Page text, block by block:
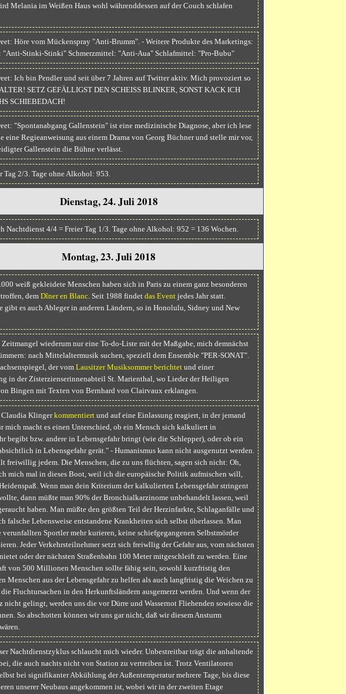
Melania im Weißen Haus wohl währenddessen auf der Couch schlafen
Höre vom Mückenspray "Anti-Brumm". - Weitere Produkte des Marketings:
"Anti-Stinki-Stinki" Schmerzmittel: "Anti-Aua" Schlafmittel: "Pro-Bubu"
Ich bin Pendler und seit über 7 Jahren auf Twitter aktiv. Mich provoziert so
SETZ GEFÄLLIGST DEN SCHEISS BLINKER, SONST KACK ICH
SCHIEBEDACH!
"Spontanabgang Gallenstein" ist eine medizinische Diagnose, aber ich lese
eine Regieanweisung aus einem Drama von Georg Büchner und stelle mir vor,
Gallenstein die Bühne verlässt.
Tag 2/3. Tage ohne Alkohol: 953.
Dienstag, 24. Juli 2018
Nachtdienst 4/4 = Freier Tag 1/3. Tage ohne Alkohol: 952 = 136 Wochen.
Montag, 23. Juli 2018
weiß gekleidete Menschen haben sich in Paris zu einem ganz besonderen
dem Dîner en Blanc. Seit 1988 findet das Eventjedes Jahr statt.
gibt es auch Ableger in anderen Ländern, so in Honolulu, Sidney und New
wiederum nur eine To-do-Liste mit der Maßgabe, mich demnächst
nach Mittelaltermusik suchen, speziell dem Ensemble "PER-SONAT".
der vom Lausitzer Musiksommer berichtetund einer
in der Zisterzienserinnenabteil St. Marienthal, wo Lieder der Heiligen
Bingen mit Texten von Bernhard von Clairvaux erklangen.
Klingerkommentiertund auf eine Einlassung reagiert, in der jemand
mich macht es einen Unterschied, ob ein Mensch sich kalkuliert in
begibt bzw. andere in Lebensgefahr bringt (wie die Schlepper), oder ob ein
in Lebensgefahr gerät." - Humanismus kann nicht ausgenutzt werden.
freiwillig jedem. Die Menschen, die zu uns flüchten, sagen sich nicht: Oh,
mich mal in dieses Boot, weil ich die europäische Politik aufmischen will,
Wenn man dein Kriterium der kalkulierten Lebensgefahr stringent
dann müßte man 90% der Bronchialkarzinome unbehandelt lassen, weil
haben. Man müßte den größten Teil der Herzinfarkte, Schlaganfälle und
falsche Lebensweise entstandene Krankheiten sich selbst überlassen. Man
verunfallten Sportler mehr kurieren, keine schiefgegangenen Selbstmörder
Jeder Verkehrsteilnehmer setzt sich freiwllig der Gefahr aus, vom nächsten
oder der nächsten Straßenbahn 100 Meter mitgeschleift zu werden. Eine
von 500 Millionen Menschen sollte fähig sein, sowohl kurzfristig den
Menschen aus der Lebensgefahr zu helfen als auch langfristig die Weichen zu
Fluchtursachen in den Herkunftsländern ausgemerzt werden. Und wenn der
nicht gelingt, werden uns die vor Dürre und Wassernot Fliehenden sowieso die
So abschotten können wir uns gar nicht, daß wir diesem Ansturm
Nachtdienstzyklus schlaucht mich wieder. Unbestreitbar trägt die anhaltende
die auch nachts nicht von Station zu vertreiben ist. Trotz Ventilatoren
bei signifikanter Abkühlung der Außentemperatur mehrere Tage, bis diese
unserer Neubaus angekommen ist, wobei wir in der zweiten Etage